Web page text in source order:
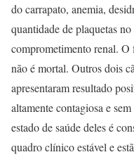
do carrapato, anemia,
quantidade de plaquetas
comprometimento renal. O
não é mortal. Outros dois
apresentaram resultado
altamente contagiosa e
estado de saúde deles é
quadro clínico estável e